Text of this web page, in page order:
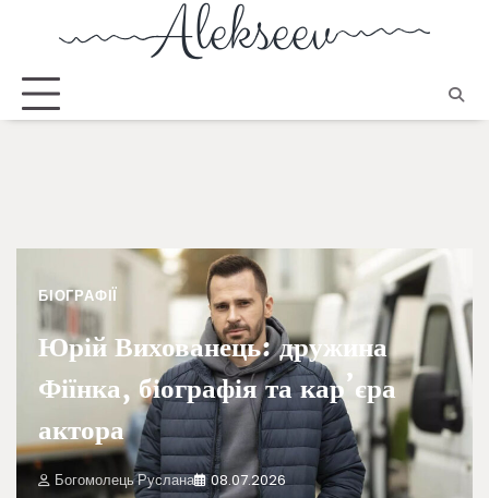
БІОГРАФІЇ
Юрій Вихованець: дружина
Фіїнка, біографія та кар’єра
актора
Богомолець Руслана 08.07.2026